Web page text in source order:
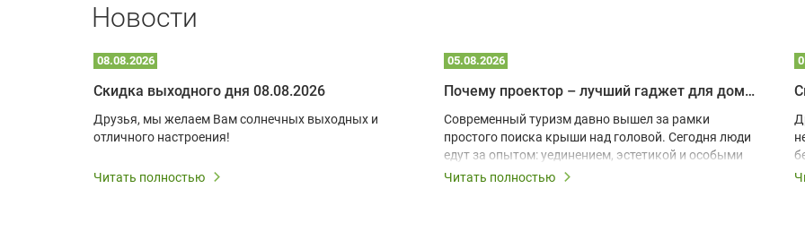
Новости
08.08.2026
Скидка выходного дня 08.08.2026
Друзья, мы желаем Вам солнечных выходных и
отличного настроения!
Читать полностью
05.08.2026
Почему проектор – лучший гаджет для домика в глэмпинге
Современный туризм давно вышел за рамки
простого поиска крыши над головой. Сегодня люди
едут за опытом: уединением, эстетикой и особыми
ощущениями. Владельцы A-frame домов,
Читать полностью